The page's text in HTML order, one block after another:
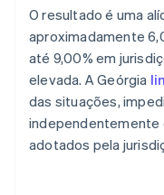
O resultado é uma
aproximadamente
até 9,00% em
elevada. A Geórgia
das situações,
independentemente
adotados pela